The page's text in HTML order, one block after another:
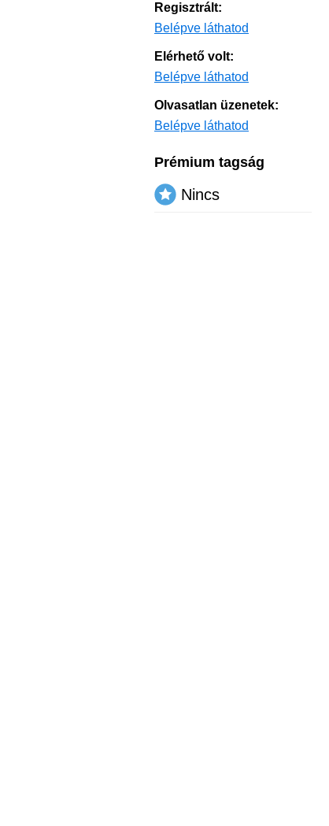
Regisztrált:
Belépve láthatod
Elérhető volt:
Belépve láthatod
Olvasatlan üzenetek:
Belépve láthatod
Prémium tagság
Nincs